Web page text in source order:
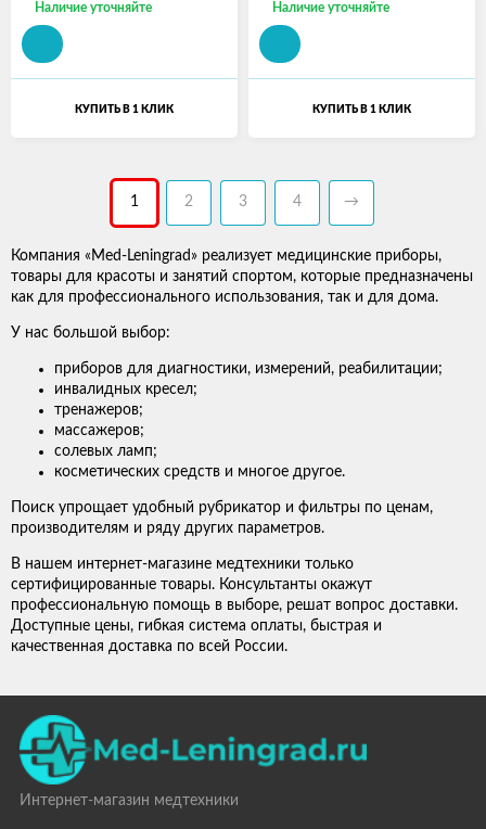
Наличие уточняйте
КУПИТЬ В 1 КЛИК
Наличие уточняйте
КУПИТЬ В 1 КЛИК
1 2 3 4 →
Компания «Med-Leningrad» реализует медицинские приборы,
товары для красоты и занятий спортом, которые предназначены
как для профессионального использования, так и для дома.
У нас большой выбор:
приборов для диагностики, измерений, реабилитации;
инвалидных кресел;
тренажеров;
массажеров;
солевых ламп;
косметических средств и многое другое.
Поиск упрощает удобный рубрикатор и фильтры по ценам,
производителям и ряду других параметров.
В нашем интернет-магазине медтехники только
сертифицированные товары. Консультанты окажут
профессиональную помощь в выборе, решат вопрос доставки.
Доступные цены, гибкая система оплаты, быстрая и
качественная доставка по всей России.
Интернет-магазин медтехники